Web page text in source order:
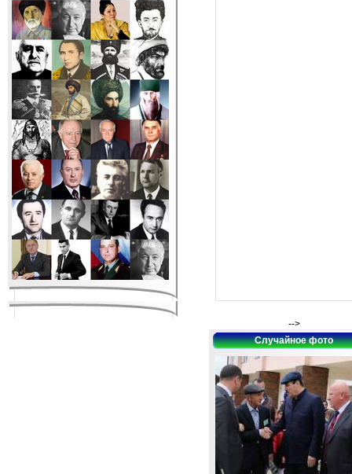
-->
Случайное фото